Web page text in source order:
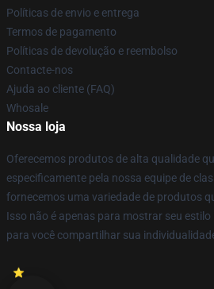
Políticas de envio e entrega
Termos de pagamento
Políticas de devolução e reembolso
Contacte-nos
Ajuda ao cliente (FAQ)
Whosale
Nossa loja
Oferecemos produtos de alta qualidade
especificamente pela nossa equipe de
fornecemos uma variedade de produtos
Isso não é apenas para mostrar seu
para você compartilhar sua